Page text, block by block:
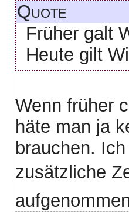
Quote
Früher galt
Heute gilt
Wenn früher
häte man ja
brauchen.
zusätzliche